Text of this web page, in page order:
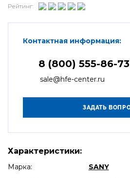
Рейтинг:
Контактная информация:
8 (800) 555-86-73
sale@hfe-center.ru
Характеристики:
Марка:
SANY